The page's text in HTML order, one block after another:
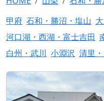
甲府 石和・勝沼・塩山
河口湖・西湖・富士吉田
白州・武川 小淵沢 清里